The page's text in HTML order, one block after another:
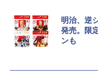
￥
明治、逆
発売。限
ンも